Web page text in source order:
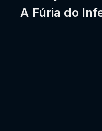
A Fúria do